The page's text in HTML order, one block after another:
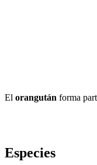
El orangután forma
Especies